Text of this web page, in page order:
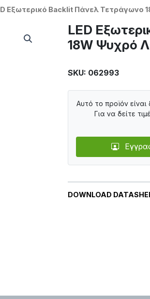
Εξωτερικό Backlit Πάνελ Τετράγωνο
LED
18W Ψυχρό
SKU: 062993
DOWNLOAD
Αυτό το προϊόν είναι
Για να δείτε